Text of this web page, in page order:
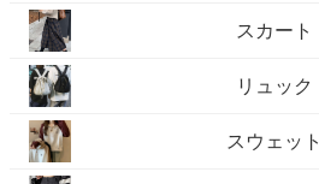
スカート
リュック
スウェット